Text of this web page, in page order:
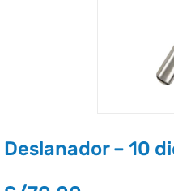
Deslanador – 10